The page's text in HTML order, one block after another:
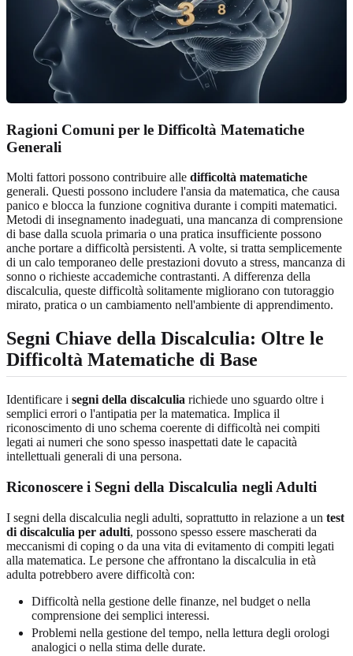
Ragioni Comuni per le Difficoltà Matematiche
Generali
Molti fattori possono contribuire alle difficoltà matematiche
generali. Questi possono includere l'ansia da matematica, che causa
panico e blocca la funzione cognitiva durante i compiti matematici.
Metodi di insegnamento inadeguati, una mancanza di comprensione
di base dalla scuola primaria o una pratica insufficiente possono
anche portare a difficoltà persistenti. A volte, si tratta semplicemente
di un calo temporaneo delle prestazioni dovuto a stress, mancanza di
sonno o richieste accademiche contrastanti. A differenza della
discalculia, queste difficoltà solitamente migliorano con tutoraggio
mirato, pratica o un cambiamento nell'ambiente di apprendimento.
Segni Chiave della Discalculia: Oltre le
Difficoltà Matematiche di Base
Identificare i segni della discalculia richiede uno sguardo oltre i
semplici errori o l'antipatia per la matematica. Implica il
riconoscimento di uno schema coerente di difficoltà nei compiti
legati ai numeri che sono spesso inaspettati date le capacità
intellettuali generali di una persona.
Riconoscere i Segni della Discalculia negli Adulti
I segni della discalculia negli adulti, soprattutto in relazione a un test
di discalculia per adulti, possono spesso essere mascherati da
meccanismi di coping o da una vita di evitamento di compiti legati
alla matematica. Le persone che affrontano la discalculia in età
adulta potrebbero avere difficoltà con:
Difficoltà nella gestione delle finanze, nel budget o nella
comprensione dei semplici interessi.
Problemi nella gestione del tempo, nella lettura degli orologi
analogici o nella stima delle durate.